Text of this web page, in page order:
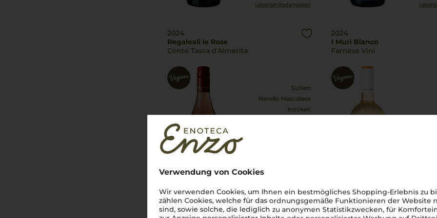
Verwendung von Cookies
Wir verwenden Cookies, um Ihnen ein bestmögliches Shopping-Erlebnis zu
zählen Cookies, welche für das ordnungsgemäße Funktionieren der Website
sind, sowie solche, die lediglich zu anonymen Statistikzwecken, für
Lebensmittel­angaben
2024
Regaleali le Rose
Conte Tasca d'Almerita
Sizilien
Nerello Mascalese
trocken
Lebensmittel­angaben
2024
I Muri Bianco
Farnese Vini